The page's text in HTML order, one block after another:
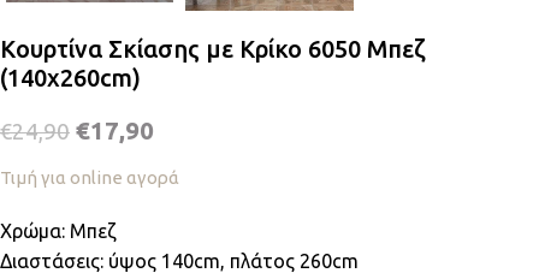
Κουρτίνα Σκίασης με Κρίκο 6050 Μπεζ
(140x260cm)
€24,90 €17,90
Τιμή για online αγορά
Χρώμα: Μπεζ
Διαστάσεις: ύψος 140cm, πλάτος 260cm